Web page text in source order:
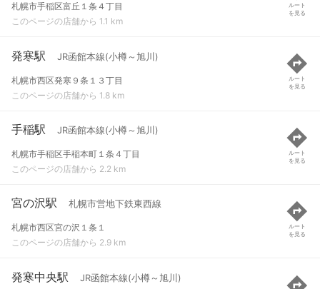
札幌市手稲区富丘１条４丁目
このページの店舗から 1.1 km
ルート
を見る
発寒駅 JR函館本線(小樽～旭川)
札幌市西区発寒９条１３丁目
このページの店舗から 1.8 km
ルート
を見る
手稲駅 JR函館本線(小樽～旭川)
札幌市手稲区手稲本町１条４丁目
このページの店舗から 2.2 km
ルート
を見る
宮の沢駅 札幌市営地下鉄東西線
札幌市西区宮の沢１条１
このページの店舗から 2.9 km
ルート
を見る
発寒中央駅 JR函館本線(小樽～旭川)